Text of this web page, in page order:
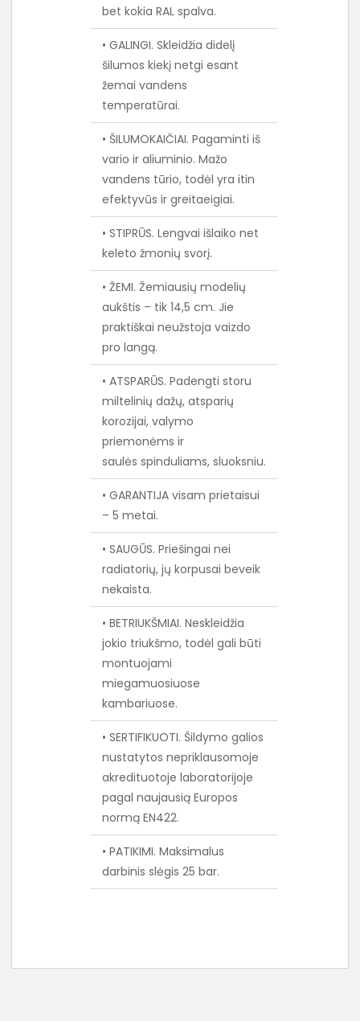
bet kokia RAL spalva.
• GALINGI. Skleidžia didelį
šilumos kiekį netgi esant
žemai vandens
temperatūrai.
• ŠILUMOKAIČIAI. Pagaminti iš
vario ir aliuminio. Mažo
vandens tūrio, todėl yra itin
efektyvūs ir greitaeigiai.
• STIPRŪS. Lengvai išlaiko net
keleto žmonių svorį.
• ŽEMI. Žemiausių modelių
aukštis – tik 14,5 cm. Jie
praktiškai neužstoja vaizdo
pro langą.
• ATSPARŪS. Padengti storu
miltelinių dažų, atsparių
korozijai, valymo
priemonėms ir
saulės spinduliams, sluoksniu.
• GARANTIJA visam prietaisui
– 5 metai.
• SAUGŪS. Priešingai nei
radiatorių, jų korpusai beveik
nekaista.
• BETRIUKŠMIAI. Neskleidžia
jokio triukšmo, todėl gali būti
montuojami
miegamuosiuose
kambariuose.
• SERTIFIKUOTI. Šildymo galios
nustatytos nepriklausomoje
akredituotoje laboratorijoje
pagal naujausią Europos
normą EN422.
• PATIKIMI. Maksimalus
darbinis slėgis 25 bar.